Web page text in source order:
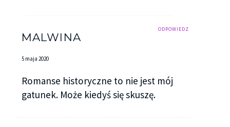
ODPOWIEDZ
MALWINA
5 maja 2020
Romanse historyczne to nie jest mój
gatunek. Może kiedyś się skuszę.